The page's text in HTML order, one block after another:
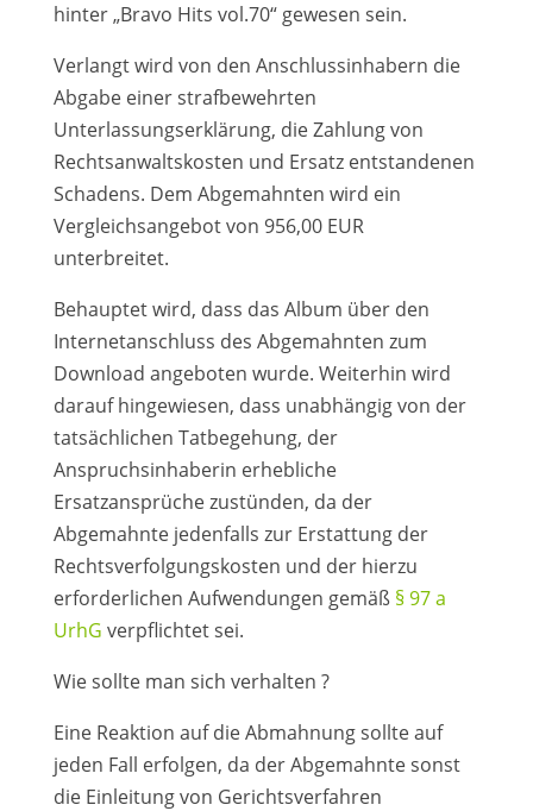
hinter „Bravo Hits vol.70“ gewesen sein.
Verlangt wird von den Anschlussinhabern die
Abgabe einer strafbewehrten
Unterlassungserklärung, die Zahlung von
Rechtsanwaltskosten und Ersatz entstandenen
Schadens. Dem Abgemahnten wird ein
Vergleichsangebot von 956,00 EUR
unterbreitet.
Behauptet wird, dass das Album über den
Internetanschluss des Abgemahnten zum
Download angeboten wurde. Weiterhin wird
darauf hingewiesen, dass unabhängig von der
tatsächlichen Tatbegehung, der
Anspruchsinhaberin erhebliche
Ersatzansprüche zustünden, da der
Abgemahnte jedenfalls zur Erstattung der
Rechtsverfolgungskosten und der hierzu
erforderlichen Aufwendungen gemäß § 97 a
UrhG verpflichtet sei.
Wie sollte man sich verhalten ?
Eine Reaktion auf die Abmahnung sollte auf
jeden Fall erfolgen, da der Abgemahnte sonst
die Einleitung von Gerichtsverfahren